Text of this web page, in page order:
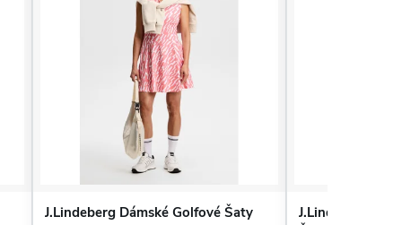
J.Lindeberg Dámské Golfové Šaty
J.Lindeberg